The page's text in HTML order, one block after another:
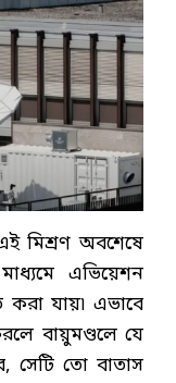
মিশ্রণ অবশেষে
এভিয়েশন
করা যায়৷ এভাবে
বায়ুমণ্ডলে যে
সেটি তো বাতাস